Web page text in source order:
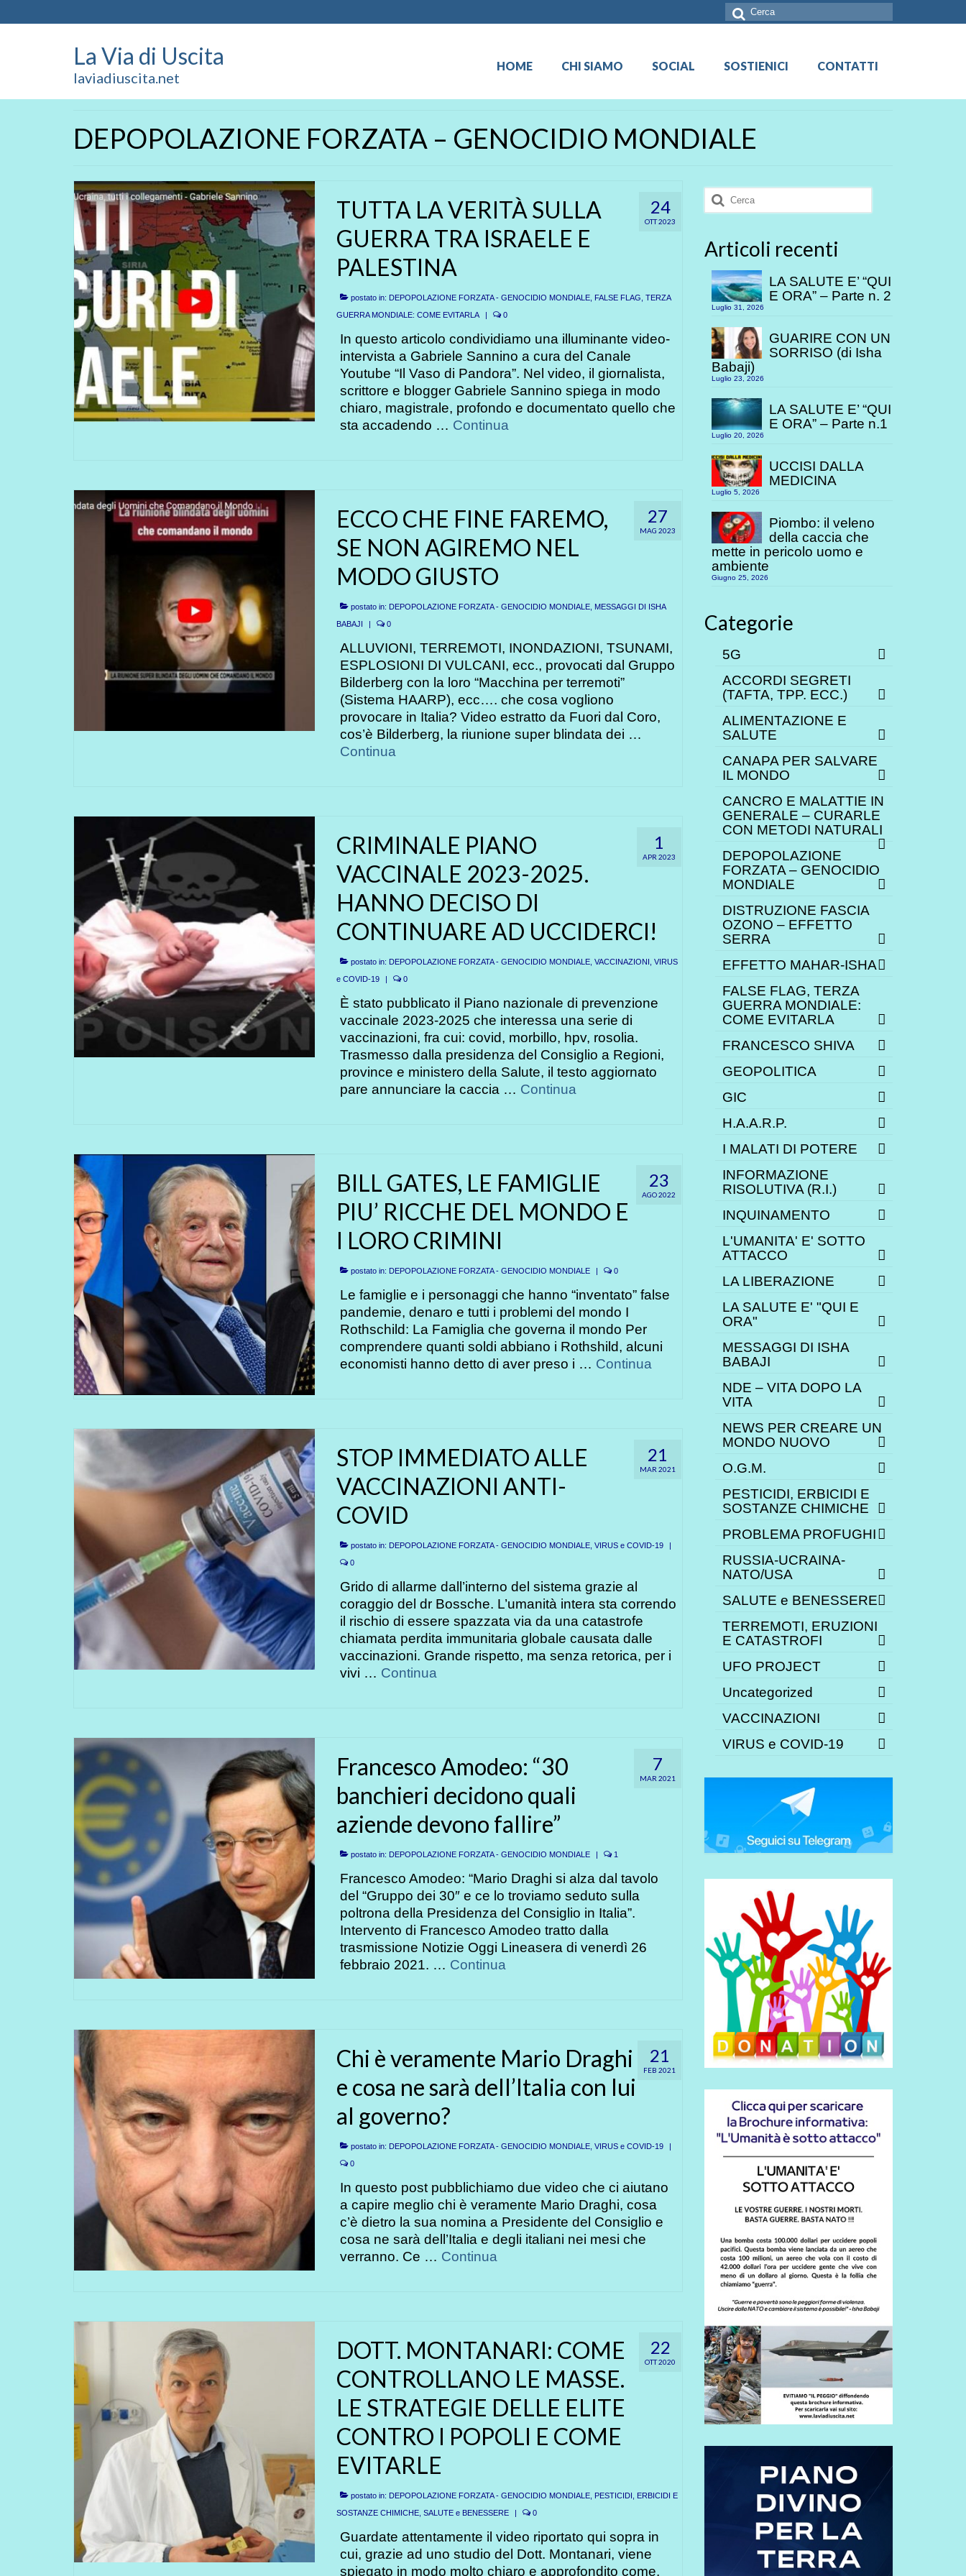
Cerca:
La Via di Uscita
laviadiuscita.net
HOME CHI SIAMO SOCIAL SOSTIENICI CONTATTI
DEPOPOLAZIONE FORZATA – GENOCIDIO MONDIALE
24
OTT 2023
TUTTA LA VERITÀ SULLA
GUERRA TRA ISRAELE E
PALESTINA
postato in: DEPOPOLAZIONE FORZATA - GENOCIDIO MONDIALE, FALSE FLAG, TERZA
GUERRA MONDIALE: COME EVITARLA
| 0
In questo articolo condividiamo una illuminante video-
intervista a Gabriele Sannino a cura del Canale
Youtube “Il Vaso di Pandora”. Nel video, il giornalista,
scrittore e blogger Gabriele Sannino spiega in modo
chiaro, magistrale, profondo e documentato quello che
sta accadendo … Continua
27
MAG 2023
ECCO CHE FINE FAREMO,
SE NON AGIREMO NEL
MODO GIUSTO
postato in: DEPOPOLAZIONE FORZATA - GENOCIDIO MONDIALE, MESSAGGI DI ISHA
BABAJI
| 0
ALLUVIONI, TERREMOTI, INONDAZIONI, TSUNAMI,
ESPLOSIONI DI VULCANI, ecc., provocati dal Gruppo
Bilderberg con la loro “Macchina per terremoti”
(Sistema HAARP), ecc…. che cosa vogliono
provocare in Italia? Video estratto da Fuori dal Coro,
cos’è Bilderberg, la riunione super blindata dei …
Continua
1
APR 2023
CRIMINALE PIANO
VACCINALE 2023-2025.
HANNO DECISO DI
CONTINUARE AD UCCIDERCI!
postato in: DEPOPOLAZIONE FORZATA - GENOCIDIO MONDIALE, VACCINAZIONI VIRUS
e COVID-19
| 0
È stato pubblicato il Piano nazionale di prevenzione
vaccinale 2023-2025 che interessa una serie di
vaccinazioni, fra cui: covid, morbillo, hpv, rosolia.
Trasmesso dalla presidenza del Consiglio a Regioni,
province e ministero della Salute, il testo aggiornato
pare annunciare la caccia … Continua
23
AGO 2022
BILL GATES, LE FAMIGLIE
PIU’ RICCHE DEL MONDO E
I LORO CRIMINI
postato in: DEPOPOLAZIONE FORZATA - GENOCIDIO MONDIALE | 0
Le famiglie e i personaggi che hanno “inventato” false
pandemie, denaro e tutti i problemi del mondo I
Rothschild: La Famiglia che governa il mondo Per
comprendere quanti soldi abbiano i Rothshild, alcuni
economisti hanno detto di aver preso i … Continua
21
MAR 2021
STOP IMMEDIATO ALLE
VACCINAZIONI ANTI-
COVID
postato in: DEPOPOLAZIONE FORZATA - GENOCIDIO MONDIALE, VIRUS e COVID-19
|
0
Grido di allarme dall’interno del sistema grazie al
coraggio del dr Bossche. L’umanità intera sta correndo
il rischio di essere spazzata via da una catastrofe
chiamata perdita immunitaria globale causata dalle
vaccinazioni. Grande rispetto, ma senza retorica, per i
vivi … Continua
7
MAR 2021
Francesco Amodeo: “30
banchieri decidono quali
aziende devono fallire”
postato in: DEPOPOLAZIONE FORZATA - GENOCIDIO MONDIALE | 1
Francesco Amodeo: “Mario Draghi si alza dal tavolo
del “Gruppo dei 30″ e ce lo troviamo seduto sulla
poltrona della Presidenza del Consiglio in Italia”.
Intervento di Francesco Amodeo tratto dalla
trasmissione Notizie Oggi Lineasera di venerdì 26
febbraio 2021. … Continua
21
FEB 2021
Chi è veramente Mario Draghi
e cosa ne sarà dell’Italia con lui
al governo?
postato in: DEPOPOLAZIONE FORZATA - GENOCIDIO MONDIALE, VIRUS e COVID-19
|
0
In questo post pubblichiamo due video che ci aiutano
a capire meglio chi è veramente Mario Draghi, cosa
c’è dietro la sua nomina a Presidente del Consiglio e
cosa ne sarà dell’Italia e degli italiani nei mesi che
verranno. Ce … Continua
22
OTT 2020
DOTT. MONTANARI: COME
CONTROLLANO LE MASSE.
LE STRATEGlE DELLE ELITE
CONTRO I POPOLI E COME
EVITARLE
postato in: DEPOPOLAZIONE FORZATA - GENOCIDIO MONDIALE, PESTICIDI, ERBICIDI E
SOSTANZE CHIMICHE, SALUTE e BENESSERE | 0
Guardate attentamente il video riportato qui sopra in
cui, grazie ad uno studio del Dott. Montanari, viene
spiegato in modo molto chiaro e approfondito come,
Cerca:
Articoli recenti
LA SALUTE E’ “QUI
E ORA” – Parte n. 2
Luglio 31, 2026
GUARIRE CON UN
SORRISO (di Isha
Babaji)
Luglio 23, 2026
LA SALUTE E’ “QUI
E ORA” – Parte n.1
Luglio 20, 2026
UCCISI DALLA
MEDICINA
Luglio 5, 2026
Piombo: il veleno
della caccia che
mette in pericolo uomo e
ambiente
Giugno 25, 2026
Categorie
5G
ACCORDI SEGRETI
(TAFTA, TPP. ECC.)
ALIMENTAZIONE E
SALUTE
CANAPA PER SALVARE
IL MONDO
CANCRO E MALATTIE IN
GENERALE – CURARLE
CON METODI NATURALI
DEPOPOLAZIONE
FORZATA – GENOCIDIO
MONDIALE
DISTRUZIONE FASCIA
OZONO – EFFETTO
SERRA
EFFETTO MAHAR-ISHA
FALSE FLAG, TERZA
GUERRA MONDIALE:
COME EVITARLA
FRANCESCO SHIVA
GEOPOLITICA
GIC
H.A.A.R.P.
I MALATI DI POTERE
INFORMAZIONE
RISOLUTIVA (R.I.)
INQUINAMENTO
L'UMANITA' E' SOTTO
ATTACCO
LA LIBERAZIONE
LA SALUTE E' "QUI E
ORA"
MESSAGGI DI ISHA
BABAJI
NDE – VITA DOPO LA
VITA
NEWS PER CREARE UN
MONDO NUOVO
O.G.M.
PESTICIDI, ERBICIDI E
SOSTANZE CHIMICHE
PROBLEMA PROFUGHI
RUSSIA-UCRAINA-
NATO/USA
SALUTE e BENESSERE
TERREMOTI, ERUZIONI
E CATASTROFI
UFO PROJECT
Uncategorized
VACCINAZIONI
VIRUS e COVID-19